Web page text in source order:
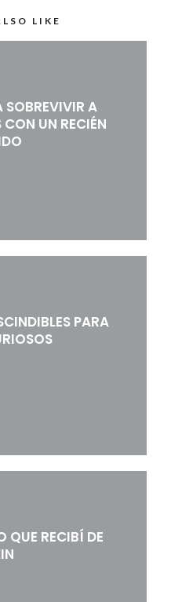
LIKE
SOBREVIVIR A
CON UN RECIÉN
PARA
QUE RECIBÍ DE